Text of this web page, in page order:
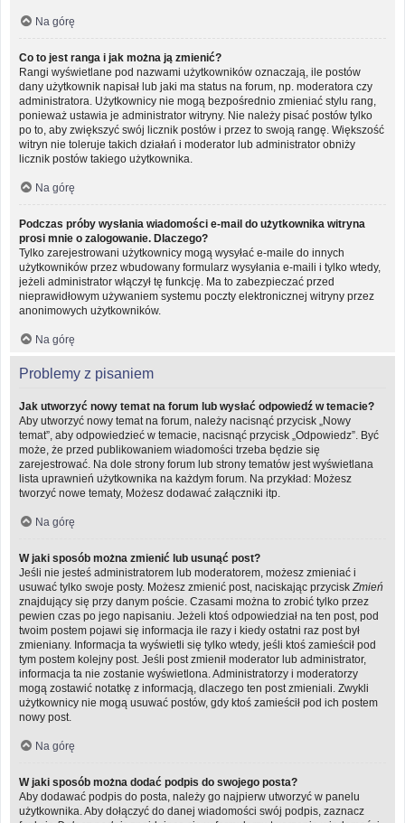
Na górę
Co to jest ranga i jak można ją zmienić?
Rangi wyświetlane pod nazwami użytkowników oznaczają, ile postów
dany użytkownik napisał lub jaki ma status na forum, np. moderatora czy
administratora. Użytkownicy nie mogą bezpośrednio zmieniać stylu rang,
ponieważ ustawia je administrator witryny. Nie należy pisać postów tylko
po to, aby zwiększyć swój licznik postów i przez to swoją rangę. Większość
witryn nie toleruje takich działań i moderator lub administrator obniży
licznik postów takiego użytkownika.
Na górę
Podczas próby wysłania wiadomości e-mail do użytkownika witryna
prosi mnie o zalogowanie. Dlaczego?
Tylko zarejestrowani użytkownicy mogą wysyłać e-maile do innych
użytkowników przez wbudowany formularz wysyłania e-maili i tylko wtedy,
jeżeli administrator włączył tę funkcję. Ma to zabezpieczać przed
nieprawidłowym używaniem systemu poczty elektronicznej witryny przez
anonimowych użytkowników.
Na górę
Problemy z pisaniem
Jak utworzyć nowy temat na forum lub wysłać odpowiedź w temacie?
Aby utworzyć nowy temat na forum, należy nacisnąć przycisk „Nowy
temat”, aby odpowiedzieć w temacie, nacisnąć przycisk „Odpowiedz”. Być
może, że przed publikowaniem wiadomości trzeba będzie się
zarejestrować. Na dole strony forum lub strony tematów jest wyświetlana
lista uprawnień użytkownika na każdym forum. Na przykład: Możesz
tworzyć nowe tematy, Możesz dodawać załączniki itp.
Na górę
W jaki sposób można zmienić lub usunąć post?
Jeśli nie jesteś administratorem lub moderatorem, możesz zmieniać i
usuwać tylko swoje posty. Możesz zmienić post, naciskając przycisk Zmień
znajdujący się przy danym poście. Czasami można to zrobić tylko przez
pewien czas po jego napisaniu. Jeżeli ktoś odpowiedział na ten post, pod
twoim postem pojawi się informacja ile razy i kiedy ostatni raz post był
zmieniany. Informacja ta wyświetli się tylko wtedy, jeśli ktoś zamieścił pod
tym postem kolejny post. Jeśli post zmienił moderator lub administrator,
informacja ta nie zostanie wyświetlona. Administratorzy i moderatorzy
mogą zostawić notatkę z informacją, dlaczego ten post zmieniali. Zwykli
użytkownicy nie mogą usuwać postów, gdy ktoś zamieścił pod ich postem
nowy post.
Na górę
W jaki sposób można dodać podpis do swojego posta?
Aby dodawać podpis do posta, należy go najpierw utworzyć w panelu
użytkownika. Aby dołączyć do danej wiadomości swój podpis, zaznacz